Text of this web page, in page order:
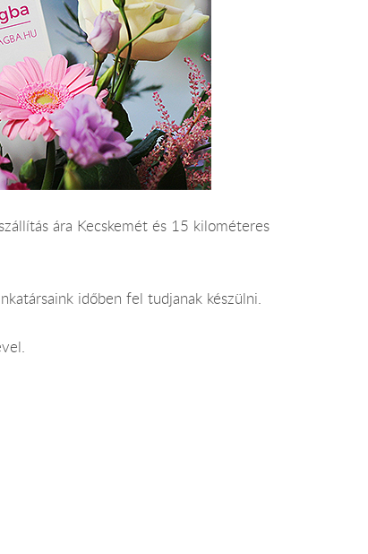
ára Kecskemét és 15 kilométeres
időben fel tudjanak készülni.